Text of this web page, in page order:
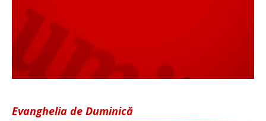
Evanghelia de Duminică